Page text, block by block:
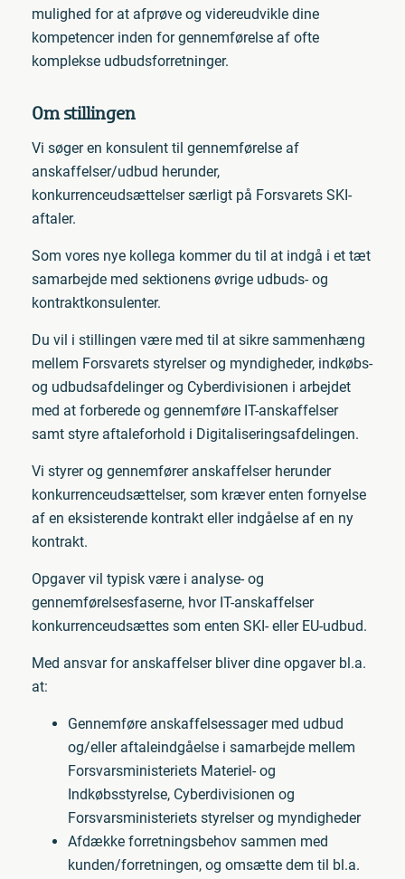
mulighed for at afprøve og videreudvikle dine
kompetencer inden for gennemførelse af ofte
komplekse udbudsforretninger.
Om stillingen
Vi søger en konsulent til gennemførelse af
anskaffelser/udbud herunder,
konkurrenceudsættelser særligt på Forsvarets SKI-
aftaler.
Som vores nye kollega kommer du til at indgå i et tæt
samarbejde med sektionens øvrige udbuds- og
kontraktkonsulenter.
Du vil i stillingen være med til at sikre sammenhæng
mellem Forsvarets styrelser og myndigheder, indkøbs-
og udbudsafdelinger og Cyberdivisionen i arbejdet
med at forberede og gennemføre IT-anskaffelser
samt styre aftaleforhold i Digitaliseringsafdelingen.
Vi styrer og gennemfører anskaffelser herunder
konkurrenceudsættelser, som kræver enten fornyelse
af en eksisterende kontrakt eller indgåelse af en ny
kontrakt.
Opgaver vil typisk være i analyse- og
gennemførelsesfaserne, hvor IT-anskaffelser
konkurrenceudsættes som enten SKI- eller EU-udbud.
Med ansvar for anskaffelser bliver dine opgaver bl.a.
at:
Gennemføre anskaffelsessager med udbud
og/eller aftaleindgåelse i samarbejde mellem
Forsvarsministeriets Materiel- og
Indkøbsstyrelse, Cyberdivisionen og
Forsvarsministeriets styrelser og myndigheder
Afdække forretningsbehov sammen med
kunden/forretningen, og omsætte dem til bl.a.